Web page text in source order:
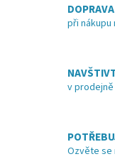
při nákupu
v
Ozvěte se